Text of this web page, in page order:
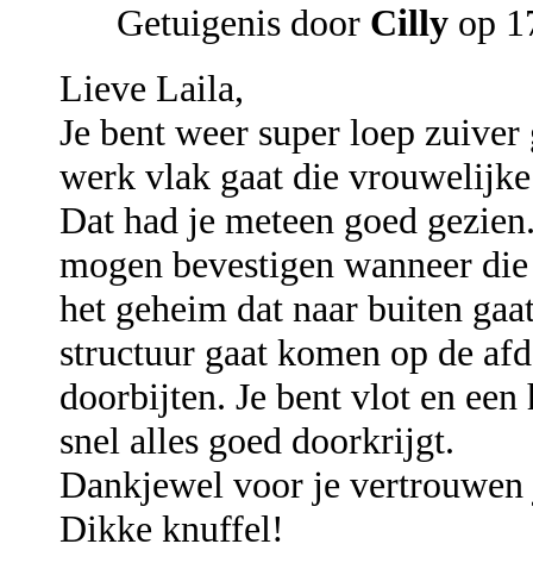
Getuigenis door Cilly op
Lieve Laila,
Je bent weer super loep
werk vlak gaat die
Dat had je meteen goed
mogen bevestigen wanneer
het geheim dat naar buiten
structuur gaat komen op de
doorbijten. Je bent vlot en
snel alles goed doorkrijgt.
Dankjewel voor je
Dikke knuffel!